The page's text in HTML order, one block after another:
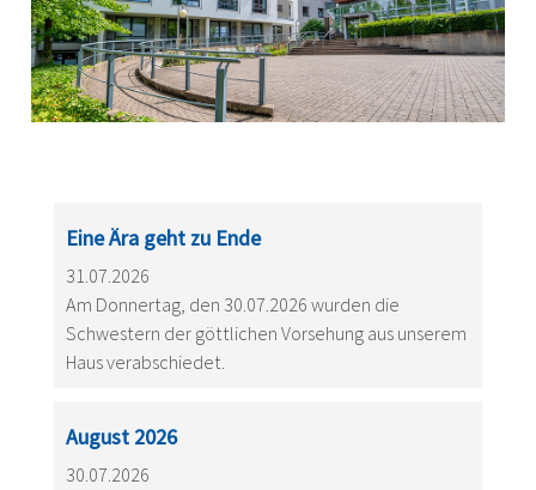
Eine Ära geht zu Ende
31.07.2026
Am Donnertag, den 30.07.2026 wurden die
Schwestern der göttlichen Vorsehung aus unserem
Haus verabschiedet.
August 2026
30.07.2026